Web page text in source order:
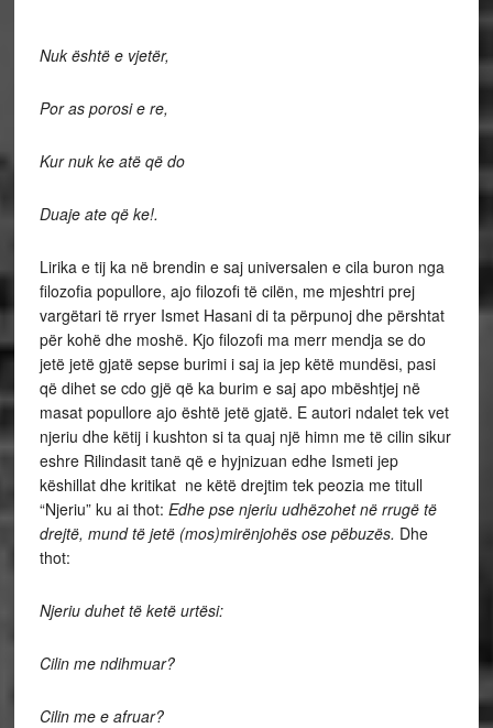
Nuk është e vjetër,
Por as porosi e re,
Kur nuk ke atë që do
Duaje ate që ke!.
Lirika e tij ka në brendin e saj universalen e cila buron nga
filozofia popullore, ajo filozofi të cilën, me mjeshtri prej
vargëtari të rryer Ismet Hasani di ta përpunoj dhe përshtat
për kohë dhe moshë. Kjo filozofi ma merr mendja se do
jetë jetë gjatë sepse burimi i saj ia jep këtë mundësi, pasi
që dihet se cdo gjë që ka burim e saj apo mbështjej në
masat popullore ajo është jetë gjatë. E autori ndalet tek vet
njeriu dhe këtij i kushton si ta quaj një himn me të cilin sikur
eshre Rilindasit tanë që e hyjnizuan edhe Ismeti jep
këshillat dhe kritikat ne këtë drejtim tek peozia me titull
“Njeriu” ku ai thot: Edhe pse njeriu udhëzohet në rrugë të
drejtë, mund të jetë (mos)mirënjohës ose pëbuzës. Dhe
thot:
Njeriu duhet të ketë urtësi:
Cilin me ndihmuar?
Cilin me e afruar?